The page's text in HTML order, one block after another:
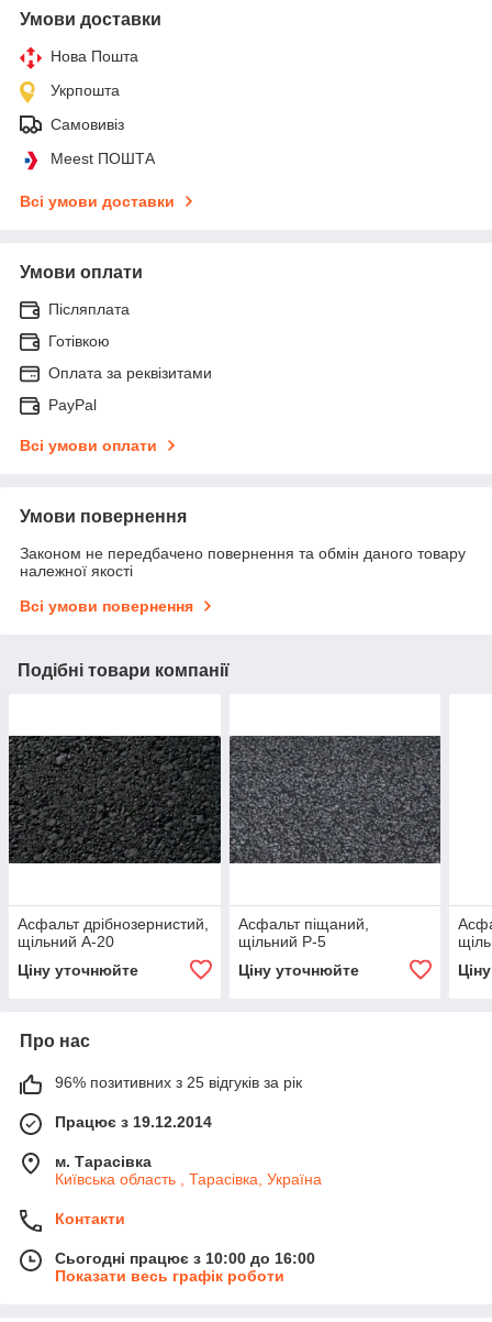
Умови доставки
Нова Пошта
Укрпошта
Самовивіз
Meest ПОШТА
Всі умови доставки
Умови оплати
Післяплата
Готівкою
Оплата за реквізитами
PayPal
Всі умови оплати
Умови повернення
Законом не передбачено повернення та обмін даного товару
належної якості
Всі умови повернення
Подібні товари компанії
Асфальт дрібнозернистий,
щільний А-20
Ціну уточнюйте
Асфальт піщаний,
щільний Р-5
Ціну уточнюйте
Про нас
96% позитивних з 25 відгуків за рік
Працює з 19.12.2014
м. Тарасівка
Київська область , Тарасівка, Україна
Контакти
Сьогодні працює з 10:00 до 16:00
Показати весь графік роботи